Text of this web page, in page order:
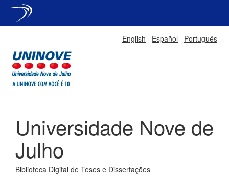
English Español Português
Universidade Nove de
Julho
Biblioteca Digital de Teses e Dissertações